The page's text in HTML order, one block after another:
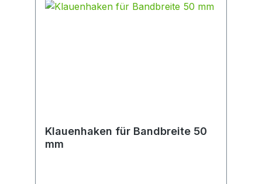
Klauenhaken für Bandbreite 50
mm